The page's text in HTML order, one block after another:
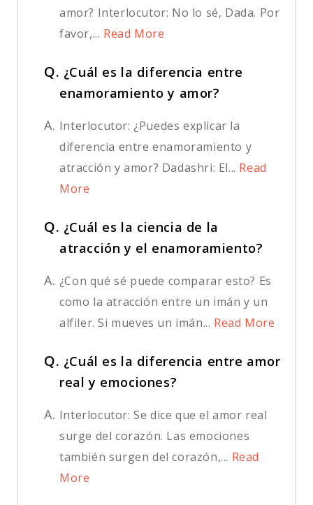
amor? Interlocutor: No lo sé, Dada. Por
favor,... Read More
Q. ¿Cuál es la diferencia entre
enamoramiento y amor?
A. Interlocutor: ¿Puedes explicar la
diferencia entre enamoramiento y
atracción y amor? Dadashri: El... Read
More
Q. ¿Cuál es la ciencia de la
atracción y el enamoramiento?
A. ¿Con qué sé puede comparar esto? Es
como la atracción entre un imán y un
alfiler. Si mueves un imán... Read More
Q. ¿Cuál es la diferencia entre amor
real y emociones?
A. Interlocutor: Se dice que el amor real
surge del corazón. Las emociones
también surgen del corazón,... Read
More